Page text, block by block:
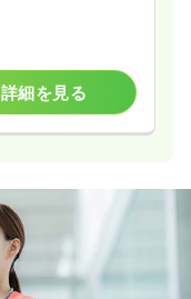
詳細を見る